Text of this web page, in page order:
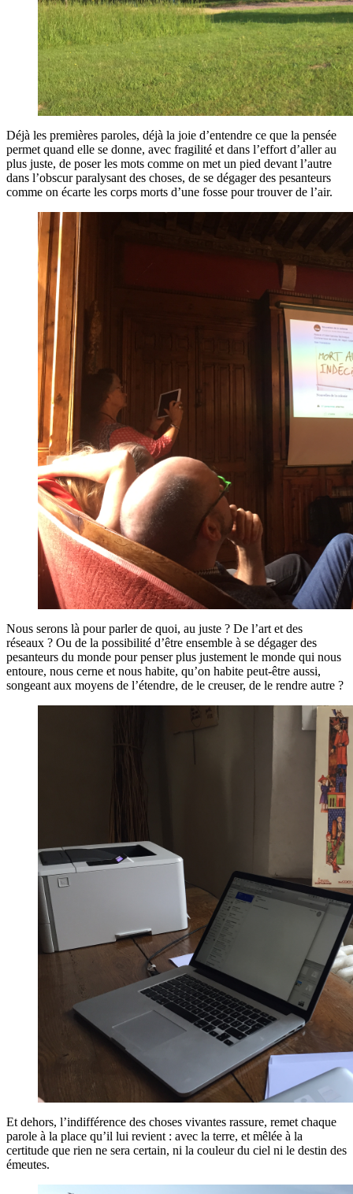
Déjà les premières paroles, déjà la joie d’entendre ce que la pensée
permet quand elle se donne, avec fragilité et dans l’effort d’aller au
plus juste, de poser les mots comme on met un pied devant l’autre
dans l’obscur paralysant des choses, de se dégager des pesanteurs
comme on écarte les corps morts d’une fosse pour trouver de l’air.
Nous serons là pour parler de quoi, au juste ? De l’art et des
réseaux ? Ou de la possibilité d’être ensemble à se dégager des
pesanteurs du monde pour penser plus justement le monde qui nous
entoure, nous cerne et nous habite, qu’on habite peut-être aussi,
songeant aux moyens de l’étendre, de le creuser, de le rendre autre ?
Et dehors, l’indifférence des choses vivantes rassure, remet chaque
parole à la place qu’il lui revient : avec la terre, et mêlée à la
certitude que rien ne sera certain, ni la couleur du ciel ni le destin des
émeutes.